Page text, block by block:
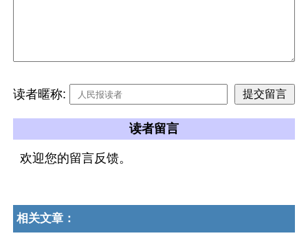
读者暱称:
读者留言
欢迎您的留言反馈。
相关文章：